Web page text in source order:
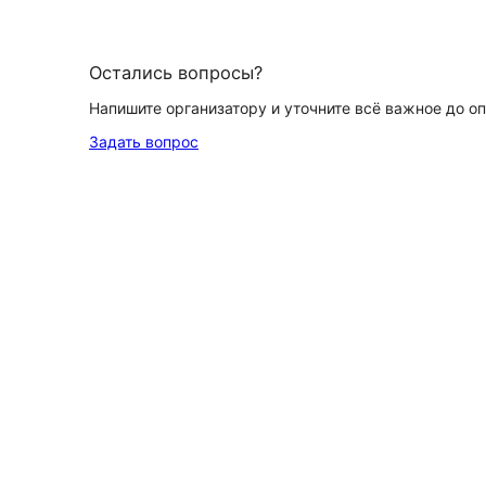
Остались вопросы?
Напишите организатору и уточните всё важное до
Задать вопрос